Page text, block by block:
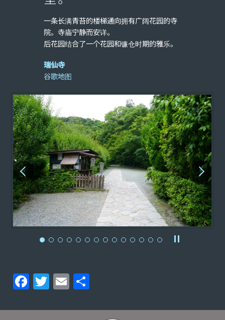
一条长满青苔的楼梯通向拥有广阔花园的寺
院。寺庙宁静而安详。
后花园结合了一个花园和镰仓时期的雅乐。
瑞仙寺
谷歌地图
F
a
c
T
w
itt
E
m
ai